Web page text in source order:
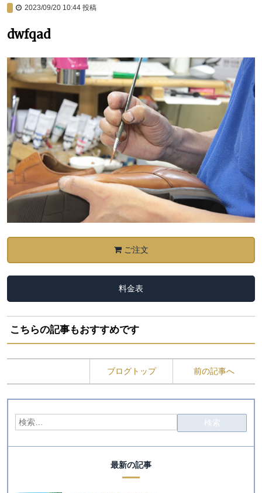
2023/09/20 10:44 投稿
dwfqad
ご注文
料金表
こちらの記事もおすすめです
ブログトップ 前の記事へ
最新の記事